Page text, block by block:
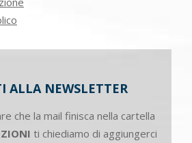
ALLA NEWSLETTER
che la mail finisca nella cartella
ti chiediamo di aggiungerci